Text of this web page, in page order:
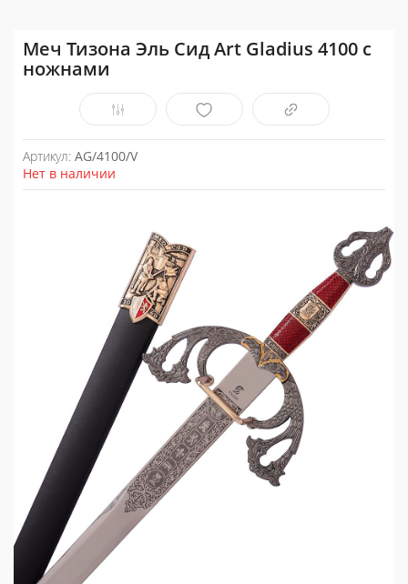
Меч Тизона Эль Сид Art Gladius 4100 с
ножнами
Артикул: AG/4100/V
Нет в наличии